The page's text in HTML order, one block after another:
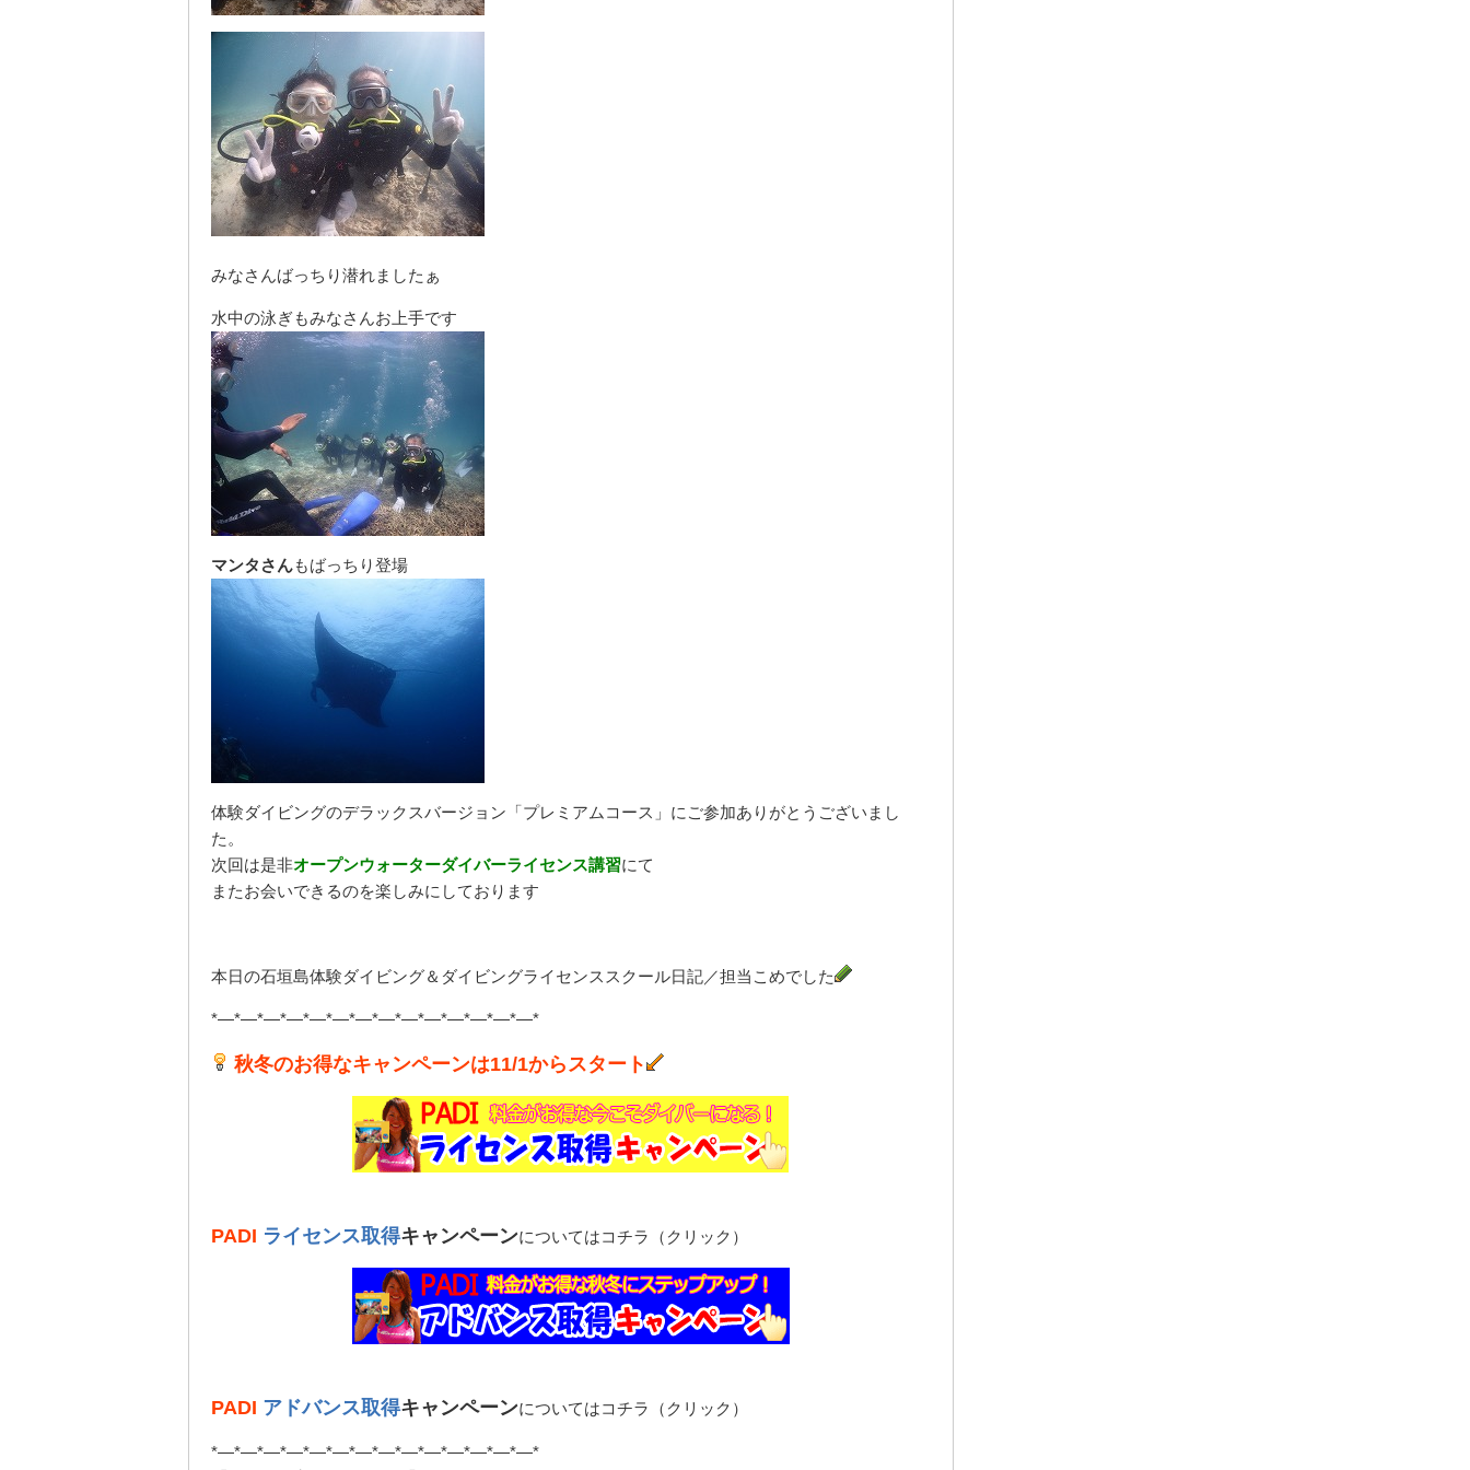
みなさんばっちり潜れましたぁ
水中の泳ぎもみなさんお上手です
マンタさんもばっちり登場
体験ダイビングのデラックスバージョン「プレミアムコース」にご参加ありがとうございまし
た。
次回は是非オープンウォーターダイバーライセンス講習にて
またお会いできるのを楽しみにしております
本日の石垣島体験ダイビング＆ダイビングライセンススクール日記／担当こめでした
*—*—*—*—*—*—*—*—*—*—*—*—*—*—*
秋冬のお得なキャンペーンは11/1からスタート
PADI ライセンス取得キャンペーンについてはコチラ（クリック）
PADI アドバンス取得キャンペーンについてはコチラ（クリック）
*—*—*—*—*—*—*—*—*—*—*—*—*—*—*